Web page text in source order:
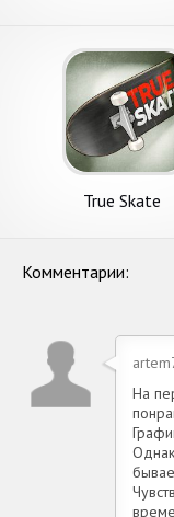
True Skate
Комментарии:
На